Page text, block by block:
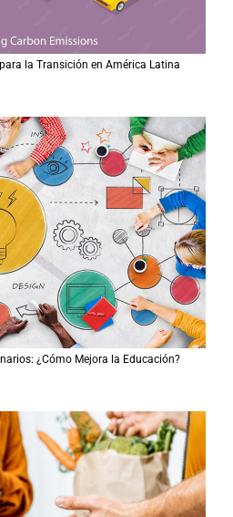
la Transición en América Latina
¿Cómo Mejora la Educación?